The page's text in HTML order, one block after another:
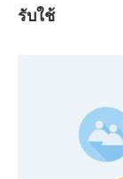
รับใช้